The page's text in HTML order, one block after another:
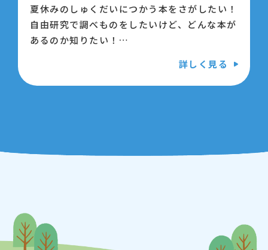
夏休みのしゅくだいにつかう本をさがしたい！
自由研究で調べものをしたいけど、どんな本が
あるのか知りたい！
休みしゅくだいおたすけ隊」にこえをかけて
ね！
【対象】小学生
【受付】こどもプラザ図書館３かいにいるスタ
ッフに、声をかけてください。
詳しく見る